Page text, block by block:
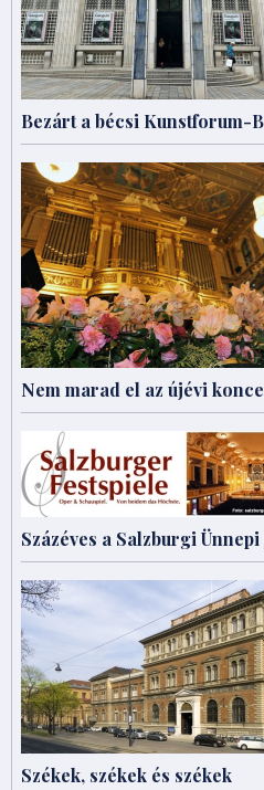
Bezárt a bécsi Kunstforum-
Nem marad el az újévi
Százéves a Salzburgi
Székek, székek és székek